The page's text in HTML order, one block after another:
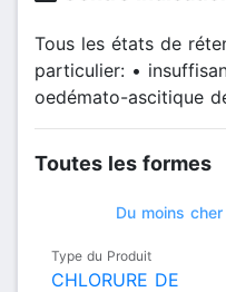
Tous les états de
particulier: •
oedémato-ascitique
Toutes les formes
Du moins cher
Type du Produit
CHLORURE DE